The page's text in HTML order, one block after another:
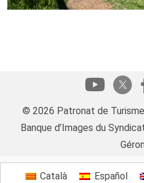
© 2026 Patronat de
Banque d’Images du
Català Español